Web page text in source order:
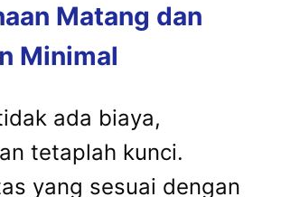
Matang dan
Minimal
ada biaya,
tetaplah kunci.
yang sesuai dengan